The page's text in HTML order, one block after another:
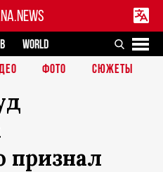
WORLD
ФОТО СЮЖЕТЫ
признал